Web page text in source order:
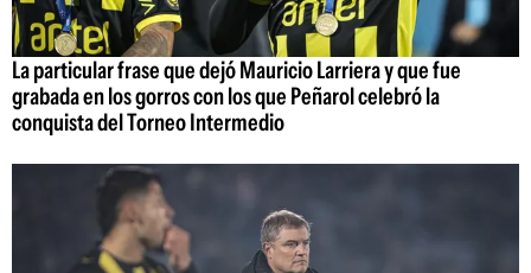
La particular frase que dejó Mauricio Larriera y que fue
grabada en los gorros con los que Peñarol celebró la
conquista del Torneo Intermedio